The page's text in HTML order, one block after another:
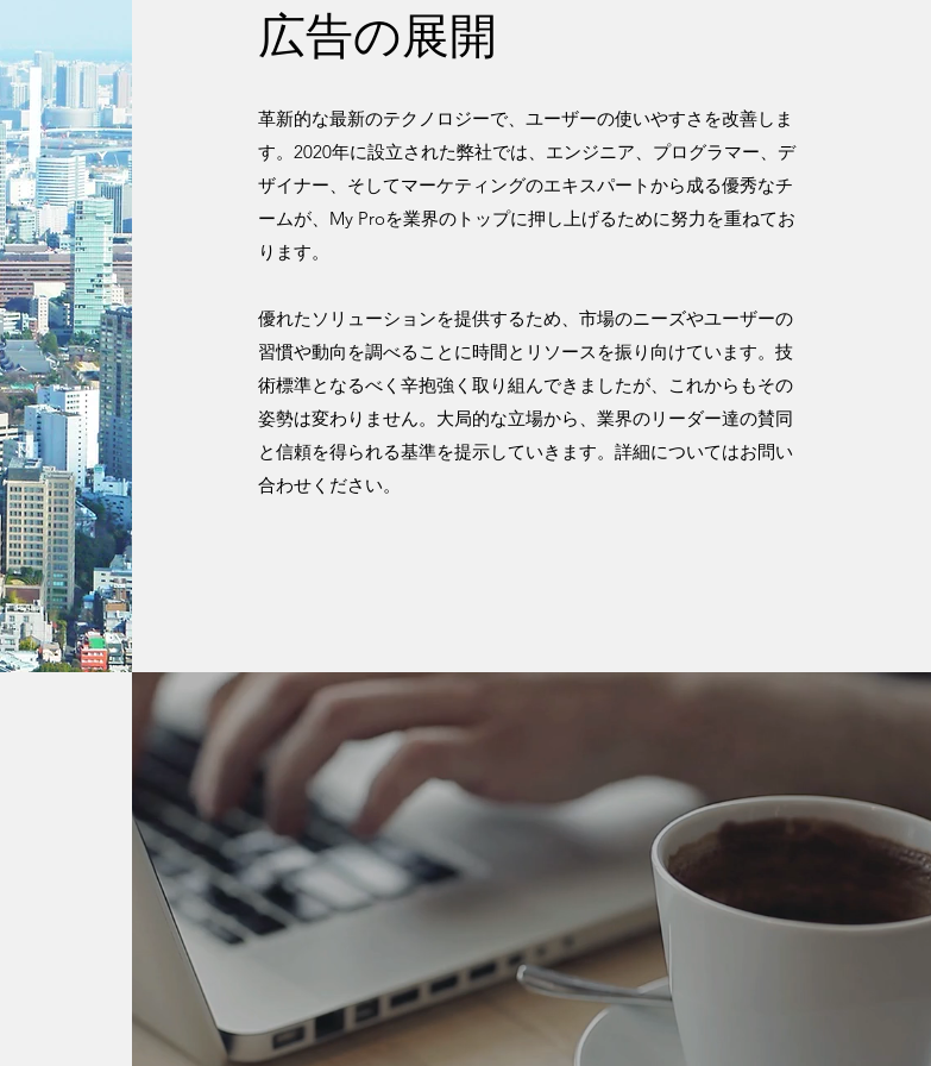
広告の展開
革新的な最新のテクノロジーで、ユーザーの使いやすさを改善しま
す。2020年に設立された弊社では、エンジニア、プログラマー、デ
ザイナー、そしてマーケティングのエキスパートから成る優秀なチ
ームが、My Proを業界のトップに押し上げるために努力を重ねてお
ります。
優れたソリューションを提供するため、市場のニーズやユーザーの
習慣や動向を調べることに時間とリソースを振り向けています。技
術標準となるべく辛抱強く取り組んできましたが、これからもその
姿勢は変わりません。大局的な立場から、業界のリーダー達の賛同
と信頼を得られる基準を提示していきます。詳細についてはお問い
合わせください。